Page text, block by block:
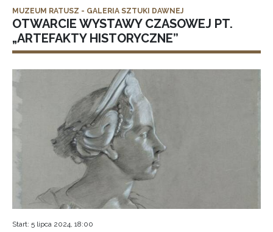
MUZEUM RATUSZ - GALERIA SZTUKI DAWNEJ
OTWARCIE WYSTAWY CZASOWEJ PT.
„ARTEFAKTY HISTORYCZNE”
Start: 5 lipca 2024, 18:00